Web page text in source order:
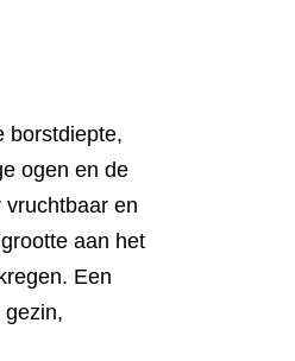
borstdiepte,
ogen en de
en
aan het
Een